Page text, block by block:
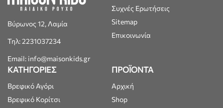
Βύρωνος 12, Λαμία
Τηλ: 2231037234
Email: info@maisonkids.gr
Συχνές Ερωτήσεις
Sitemap
Επικοινωνία
ΚΑΤΗΓΟΡΙΕΣ
Βρεφικό Αγόρι
Βρεφικό Κορίτσι
ΠΡΟΪΟΝΤΑ
Αρχική
Shop